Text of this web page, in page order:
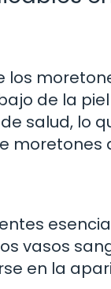
los
de la
salud, lo
vasos
en la